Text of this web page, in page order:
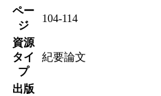
ペー
ジ
104-114
資源
タイ
プ
紀要論文
出版